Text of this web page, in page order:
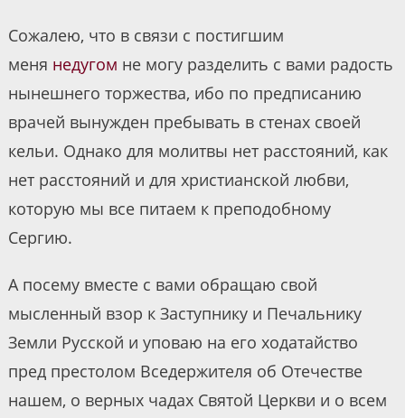
Сожалею, что в связи с постигшим
меня недугом не могу разделить с вами радость
нынешнего торжества, ибо по предписанию
врачей вынужден пребывать в стенах своей
кельи. Однако для молитвы нет расстояний, как
нет расстояний и для христианской любви,
которую мы все питаем к преподобному
Сергию.
А посему вместе с вами обращаю свой
мысленный взор к Заступнику и Печальнику
Земли Русской и уповаю на его ходатайство
пред престолом Вседержителя об Отечестве
нашем, о верных чадах Святой Церкви и о всем